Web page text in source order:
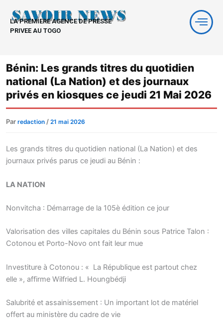
contenu
LA PREMIERE AGENCE DE PRESSE
PRIVEE AU TOGO
Bénin: Les grands titres du quotidien
national (La Nation) et des journaux
privés en kiosques ce jeudi 21 Mai 2026
Par redaction / 21 mai 2026
Les grands titres du quotidien national (La Nation) et des
journaux privés parus ce jeudi au Bénin :
LA NATION
Nonvitcha : Démarrage de la 105è édition ce jour
Valorisation des villes capitales du Bénin sous Patrice Talon :
Cotonou et Porto-Novo ont fait leur mue
Investiture à Cotonou : « La République est partout chez
elle », affirme Wilfried L. Houngbédji
Salubrité et assainissement : Un important lot de matériel
offert au ministère du cadre de vie